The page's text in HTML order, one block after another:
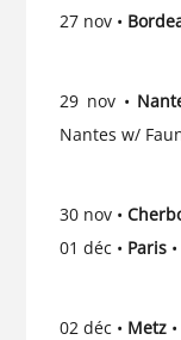
27 nov •
29 nov •
Nantes w/
30 nov •
01 déc • Paris•
02 déc • Metz•